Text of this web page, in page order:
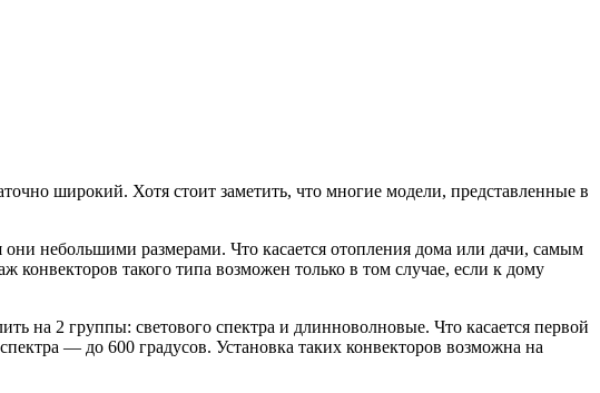
широкий. Хотя стоит заметить, что многие модели, представленные в
небольшими размерами. Что касается отопления дома или дачи, самым
конвекторов такого типа возможен только в том случае, если к дому
на 2 группы: светового спектра и длинноволновые. Что касается первой
— до 600 градусов. Установка таких конвекторов возможна на